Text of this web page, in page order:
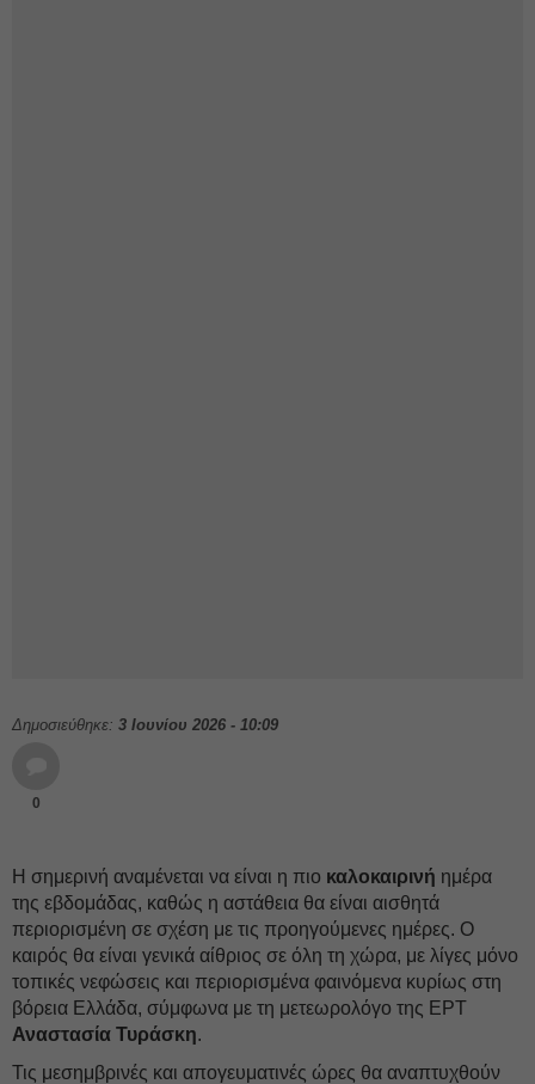
Δημοσιεύθηκε: 3 Ιουνίου 2026 - 10:09
0
Η σημερινή αναμένεται να είναι η πιο καλοκαιρινή ημέρα
της εβδομάδας, καθώς η αστάθεια θα είναι αισθητά
περιορισμένη σε σχέση με τις προηγούμενες ημέρες. Ο
καιρός θα είναι γενικά αίθριος σε όλη τη χώρα, με λίγες μόνο
τοπικές νεφώσεις και περιορισμένα φαινόμενα κυρίως στη
βόρεια Ελλάδα, σύμφωνα με τη μετεωρολόγο της ΕΡΤ
Αναστασία Τυράσκη.
Τις μεσημβρινές και απογευματινές ώρες θα αναπτυχθούν